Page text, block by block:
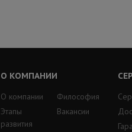
О КОМПАНИИ
О компании
Этапы
развития
Философия
Вакансии